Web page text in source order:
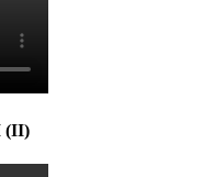
(II)